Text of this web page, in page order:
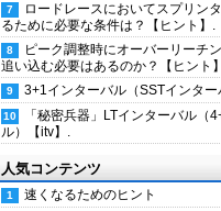
ロードレースにおいてスプリン
るために必要な条件は？【ヒント】.
ピーク調整時にオーバーリーチ
追い込む必要はあるのか？【ヒント
3+1インターバル（SSTインタ
「秘密兵器」LTインターバル（
ル）【itv】.
人気コンテンツ
速くなるためのヒント